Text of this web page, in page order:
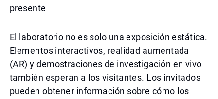
presente
El laboratorio no es solo una exposición estática.
Elementos interactivos, realidad aumentada
(AR) y demostraciones de investigación en vivo
también esperan a los visitantes. Los invitados
pueden obtener información sobre cómo los